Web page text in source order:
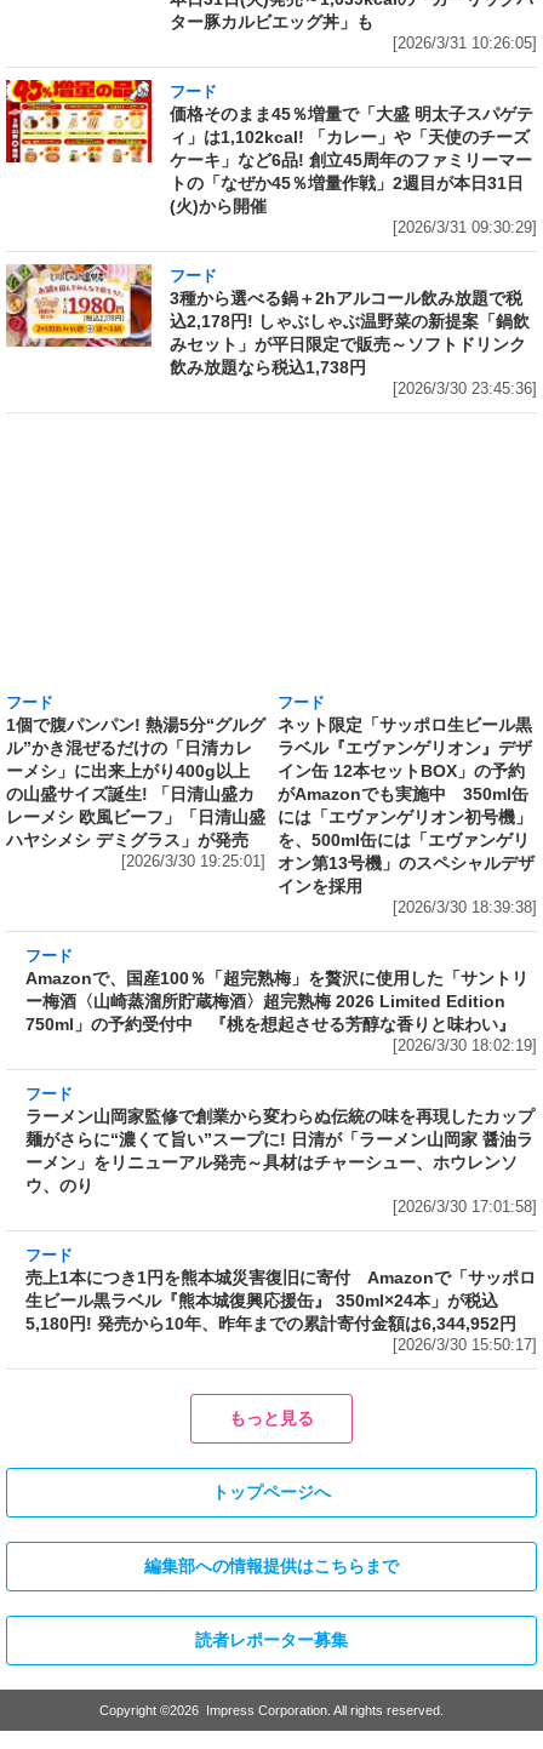
ター豚カルビエッグ丼」も
[2026/3/31 10:26:05]
フード
価格そのまま45％増量で「大盛 明太子スパゲテ
ィ」は1,102kcal! 「カレー」や「天使のチーズ
ケーキ」など6品! 創立45周年のファミリーマー
トの「なぜか45％増量作戦」2週目が本日31日
(火)から開催
[2026/3/31 09:30:29]
フード
3種から選べる鍋＋2hアルコール飲み放題で税
込2,178円! しゃぶしゃぶ温野菜の新提案「鍋飲
みセット」が平日限定で販売～ソフトドリンク
飲み放題なら税込1,738円
[2026/3/30 23:45:36]
レーメシ 欧風ビーフ」「日清山盛
ハヤシメシ デミグラス」が発売
[2026/3/30 19:25:01]
には「エヴァンゲリオン初号機」
を、500ml缶には「エヴァンゲリ
オン第13号機」のスペシャルデザ
インを採用
[2026/3/30 18:39:38]
フード
Amazonで、国産100％「超完熟梅」を贅沢に使
用した「サントリー梅酒〈山崎蒸溜所貯蔵梅
酒〉超完熟梅 2026 Limited Edition 750ml」の
予約受付中 『桃を想起させる芳醇な香りと味
[2026/3/30 18:02:19]
フード
ラーメン山岡家監修で創業から変わらぬ伝統の
味を再現したカップ麺がさらに“濃くて旨い”ス
ン」をリニューアル発売～具材はチャーシュ
ー、ホウレンソウ、のり
[2026/3/30 17:01:58]
売上1本につき1円を熊本城災害復旧に寄付 Amazonで「サッポロ
生ビール黒ラベル『熊本城復興応援缶』 350ml×24本」が税込
5,180円! 発売から10年、昨年までの累計寄付金額は6,344,952円
[2026/3/30 15:50:17]
フード
川料理! 日清食品が「カップヌー
[2026/3/30 15:42:35]
フード
サガミが「晦日そば」を明日31日
4,400円
熱湯5分でふっくら白ご飯! カレーや納豆、牛丼の具も余裕で入って
お皿いらずの新提案! 「日清ふっくら釜炊き ごはん」が本日30日
(月)発売～常温で1年保存可能。電子レンジがないオフィスやアウ
トドアでも活用できる!
[2026/3/30 14:17:14]
フード